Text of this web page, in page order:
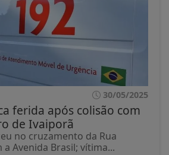
30/05/2025
ferida após colisão com
de Ivaiporã
no cruzamento da Rua
Avenida Brasil; vítima...